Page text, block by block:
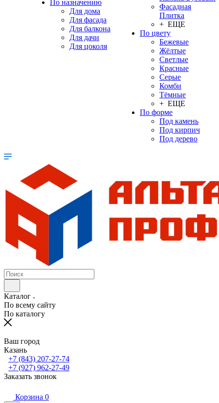
По назначению
Для дома
Для фасада
Для балкона
Для дачи
Для цоколя
Фасадная
Плитка
+ ЕЩЕ
По цвету
Бежевые
Жёлтые
Светлые
Красные
Серые
Комби
Тёмные
+ ЕЩЕ
По форме
Под камень
Под кирпич
Под дерево
Каталог
По всему сайту
По каталогу
Ваш город
Казань
+7 (843) 207-27-74
+7 (927) 962-27-49
Заказать звонок
Корзина 0